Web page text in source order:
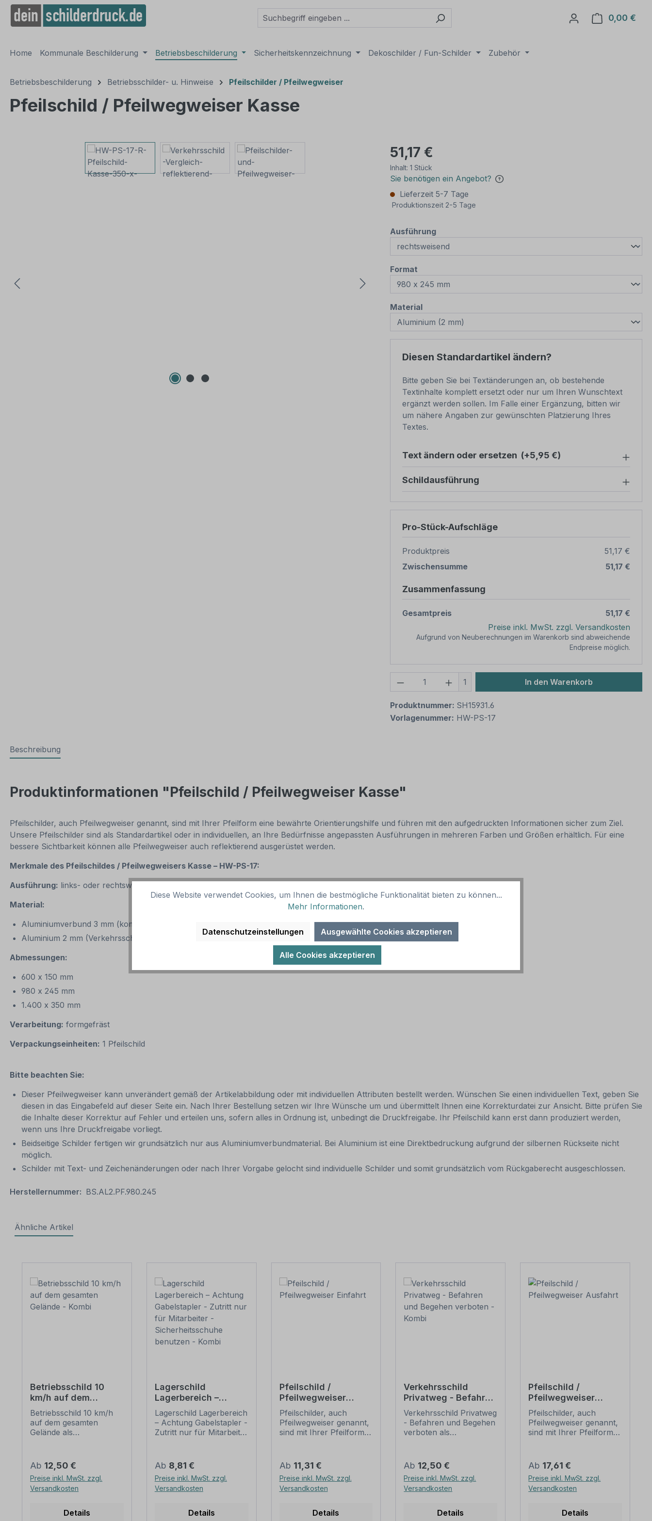
Zur Hauptnavigation springen
0,00 €
Home Kommunale Beschilderung Betriebsbeschilderung Sicherheitskennzeichnung Dekoschilder / Fun-Schilder Zubehör
Betriebsbeschilderung Betriebsschilder- u. Hinweise Pfeilschilder / Pfeilwegweiser
Pfeilschild / Pfeilwegweiser Kasse
Bildergalerie überspringen 51,17 €
Inhalt: 1 Stück
Sie benötigen ein Angebot?
Lieferzeit 5-7 Tage
Produktionszeit 2-5 Tage
Ausführungauswählen
Format
Materialauswählen
Diesen Standardartikel ändern?
Bitte geben Sie bei Textänderungen an, ob bestehende
Textinhalte komplett ersetzt oder nur um Ihren Wunschtext
ergänzt werden sollen. Im Falle einer Ergänzung, bitten wir
um nähere Angaben zur gewünschten Platzierung Ihres
Textes.
Text ändern oder ersetzen (+5,95 €)
Schildausführung
Pro-Stück-Aufschläge
Produktpreis
51,17 €
Zwischensumme
51,17 €
Zusammenfassung
Gesamtpreis
51,17 €
Preise inkl. MwSt. zzgl. Versandkosten
Aufgrund von Neuberechnungen im Warenkorb sind abweichende
Endpreise möglich.
Produkt Anzahl: Gib den gewünschten Wert
1 In den Warenkorb
Produktnummer: SH15931.6
Vorlagenummer: HW-PS-17
Beschreibung
Produktinformationen "Pfeilschild / Pfeilwegweiser Kasse"
Pfeilschilder, auch Pfeilwegweiser genannt, sind mit Ihrer Pfeilform eine bewährte Orientierungshilfe und führen mit den aufgedruckten Informationen sicher zum Ziel.
Unsere Pfeilschilder sind als Standardartikel oder in individuellen, an Ihre Bedürfnisse angepassten Ausführungen in mehreren Farben und Größen erhältlich. Für eine
bessere Sichtbarkeit können alle Pfeilwegweiser auch reflektierend ausgerüstet werden.
Merkmale des Pfeilschildes / Pfeilwegweisers Kasse – HW-PS-17:
Ausführung: links- oder rechtsweisend, ein- oder beidseitiger Aufdruck
Material:
Aluminiumverbund 3 mm (kommt immer bei doppelseitigen Pfeilschildern zum Einsatz)
Aluminium 2 mm (Verkehrsschildqualität für Betriebs- und Privatgelände)
Abmessungen:
600 x 150 mm
980 x 245 mm
1.400 x 350 mm
Verarbeitung: formgefräst
Verpackungseinheiten: 1 Pfeilschild
Bitte beachten Sie:
Dieser Pfeilwegweiser kann unverändert gemäß der Artikelabbildung oder mit individuellen Attributen bestellt werden. Wünschen Sie einen individuellen Text, geben Sie
diesen in das Eingabefeld auf dieser Seite ein. Nach Ihrer Bestellung setzen wir Ihre Wünsche um und übermittelt Ihnen eine Korrekturdatei zur Ansicht. Bitte prüfen Sie
die Inhalte dieser Korrektur auf Fehler und erteilen uns, sofern alles in Ordnung ist, unbedingt die Druckfreigabe. Ihr Pfeilschild kann erst dann produziert werden,
wenn uns Ihre Druckfreigabe vorliegt.
Beidseitige Schilder fertigen wir grundsätzlich nur aus Aluminiumverbundmaterial. Bei Aluminium ist eine Direktbedruckung aufgrund der silbernen Rückseite nicht
möglich.
Schilder mit Text- und Zeichenänderungen oder nach Ihrer Vorgabe gelocht sind individuelle Schilder und somit grundsätzlich vom Rückgaberecht ausgeschlossen.
Herstellernummer: BS.AL2.PF.980.245
Ähnliche Artikel
Betriebsschild 10
km/h auf dem
gesamten Gelände -
Kombi
Betriebsschild 10 km/h
auf dem gesamten
Gelände als
Kombinationsschilder
sind Schilder mit einem
Verkehrszeichen nach
StVO oder einem
Zeichen sowie
Regulärer Preis:
Ab 12,50 €
Preise inkl. MwSt. zzgl.
Versandkosten
Details
Lagerschild
Lagerbereich –
Achtung
Gabelstapler - Zutritt
nur für Mitarbeiter -
Lagerschild Lagerbereich
– Achtung Gabelstapler -
Zutritt nur für Mitarbeiter
Kombinationsschild mit
Zusatztext.
Kombinationsschilder
sind Schilder mit einem
Verkehrszeichen nach
Regulärer Preis:
Ab 8,81 €
Preise inkl. MwSt. zzgl.
Versandkosten
Details
Pfeilschild /
Pfeilwegweiser
Einfahrt
Pfeilschilder, auch
Pfeilwegweiser genannt,
sind mit Ihrer Pfeilform
Verkehrsteilnehmer und
führen mit den
aufgedruckten
Informationen sicher
Pfeilschilder sind als
Regulärer Preis:
Ab 11,31 €
Preise inkl. MwSt. zzgl.
Versandkosten
Details
Verkehrsschild
Privatweg - Befahren
und Begehen
verboten - Kombi
Verkehrsschild Privatweg
- Befahren und Begehen
verboten als
Kombinationsschilder
sind Schilder mit einem
Verkehrszeichen nach
StVO oder einem
Zeichen sowie
Regulärer Preis:
Ab 12,50 €
Preise inkl. MwSt. zzgl.
Versandkosten
Details
Pfeilschild /
Pfeilwegweiser
Ausfahrt
Pfeilschilder, auch
Pfeilwegweiser genannt,
sind mit Ihrer Pfeilform
Verkehrsteilnehmer und
führen mit den
aufgedruckten
Informationen sicher
Pfeilschilder sind als
Regulärer Preis:
Ab 17,61 €
Preise inkl. MwSt. zzgl.
Versandkosten
Details
Diese Website verwendet Cookies, um Ihnen die bestmögliche Funktionalität bieten zu können...
Mehr Informationen.
Datenschutzeinstellungen Ausgewählte Cookies akzeptieren
Alle Cookies akzeptieren